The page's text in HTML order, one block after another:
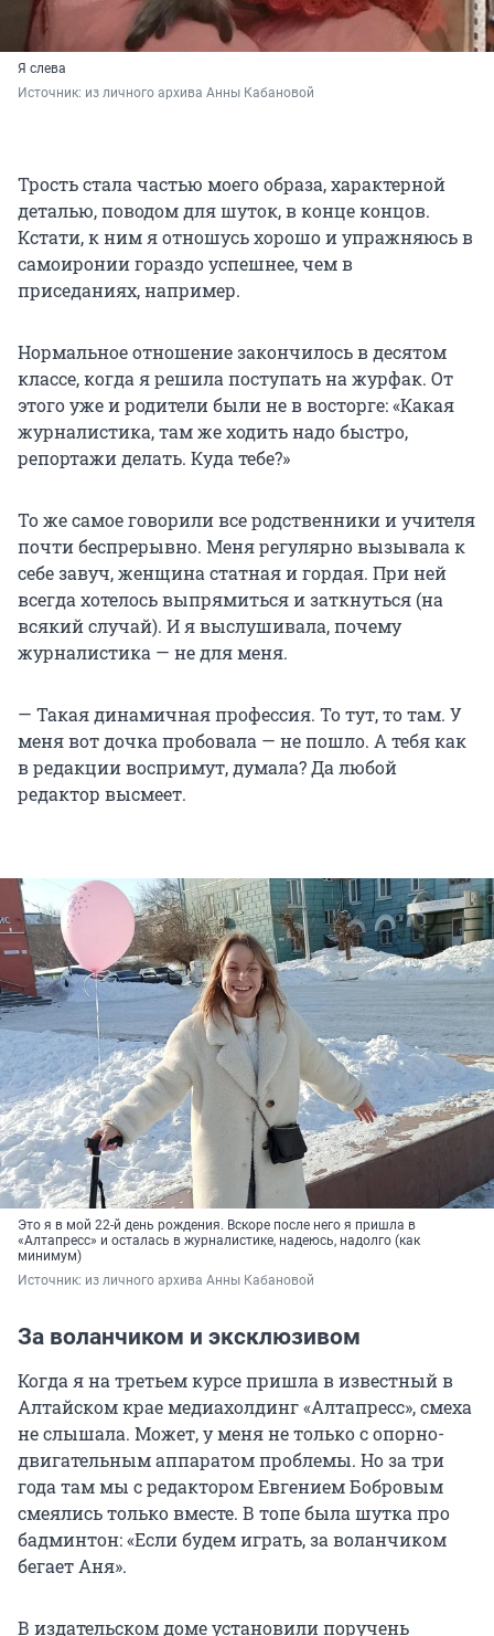
Я слева
Источник: из личного архива Анны Кабановой
Трость стала частью моего образа, характерной
деталью, поводом для шуток, в конце концов.
Кстати, к ним я отношусь хорошо и упражняюсь в
самоиронии гораздо успешнее, чем в
приседаниях, например.
Нормальное отношение закончилось в десятом
классе, когда я решила поступать на журфак. От
этого уже и родители были не в восторге: «Какая
журналистика, там же ходить надо быстро,
репортажи делать. Куда тебе?»
То же самое говорили все родственники и учителя
почти беспрерывно. Меня регулярно вызывала к
себе завуч, женщина статная и гордая. При ней
всегда хотелось выпрямиться и заткнуться (на
всякий случай). И я выслушивала, почему
журналистика — не для меня.
— Такая динамичная профессия. То тут, то там. У
меня вот дочка пробовала — не пошло. А тебя как
в редакции воспримут, думала? Да любой
редактор высмеет.
Это я в мой 22-й день рождения. Вскоре после него я пришла в
«Алтапресс» и осталась в журналистике, надеюсь, надолго (как
минимум)
Источник: из личного архива Анны Кабановой
За воланчиком и эксклюзивом
Когда я на третьем курсе пришла в известный в
Алтайском крае медиахолдинг «Алтапресс», смеха
не слышала. Может, у меня не только с опорно-
двигательным аппаратом проблемы. Но за три
года там мы с редактором Евгением Бобровым
смеялись только вместе. В топе была шутка про
бадминтон: «Если будем играть, за воланчиком
бегает Аня».
В издательском доме установили поручень